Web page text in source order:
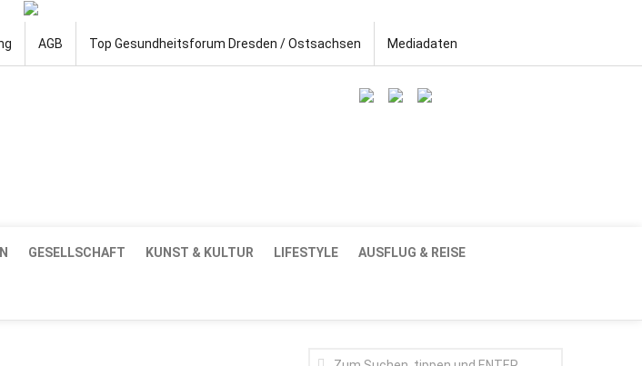
AGB Top Gesundheitsforum Dresden / Ostsachsen Mediadaten
GESELLSCHAFT KUNST & KULTUR LIFESTYLE AUSFLUG & REISE